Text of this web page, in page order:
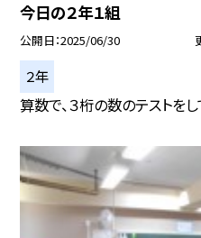
今日の２年１組
公開日 2025/06/30
２年
算数で、３桁の数のテストをし